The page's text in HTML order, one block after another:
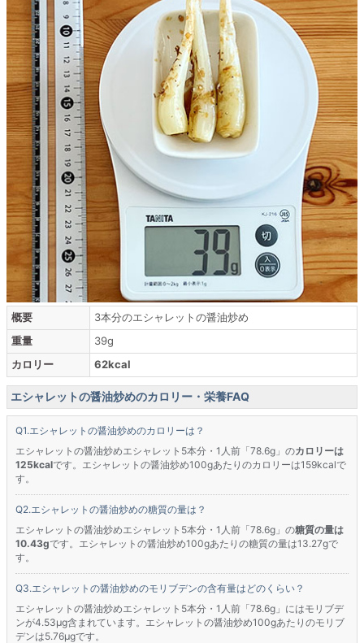
概要
3本分のエシャレットの醤油炒め
重量
39g
カロリー
62kcal
エシャレットの醤油炒めのカロリー・栄養FAQ
エシャレットの醤油炒めのカロリーは？
エシャレットの醤油炒めエシャレット5本分・1人前「78.6g」のカロリーは
125kcalです。エシャレットの醤油炒め100gあたりのカロリーは159kcalで
す。
エシャレットの醤油炒めの糖質の量は？
エシャレットの醤油炒めエシャレット5本分・1人前「78.6g」の糖質の量は
10.43gです。エシャレットの醤油炒め100gあたりの糖質の量は13.27gで
す。
エシャレットの醤油炒めのモリブデンの含有量はどのくらい？
エシャレットの醤油炒めエシャレット5本分・1人前「78.6g」にはモリブデ
ンが4.53μg含まれています。エシャレットの醤油炒め100gあたりのモリブ
デンは5.76μgです。